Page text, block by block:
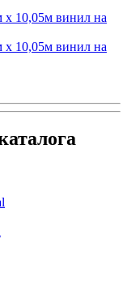
х 10,05м винил на
х 10,05м винил на